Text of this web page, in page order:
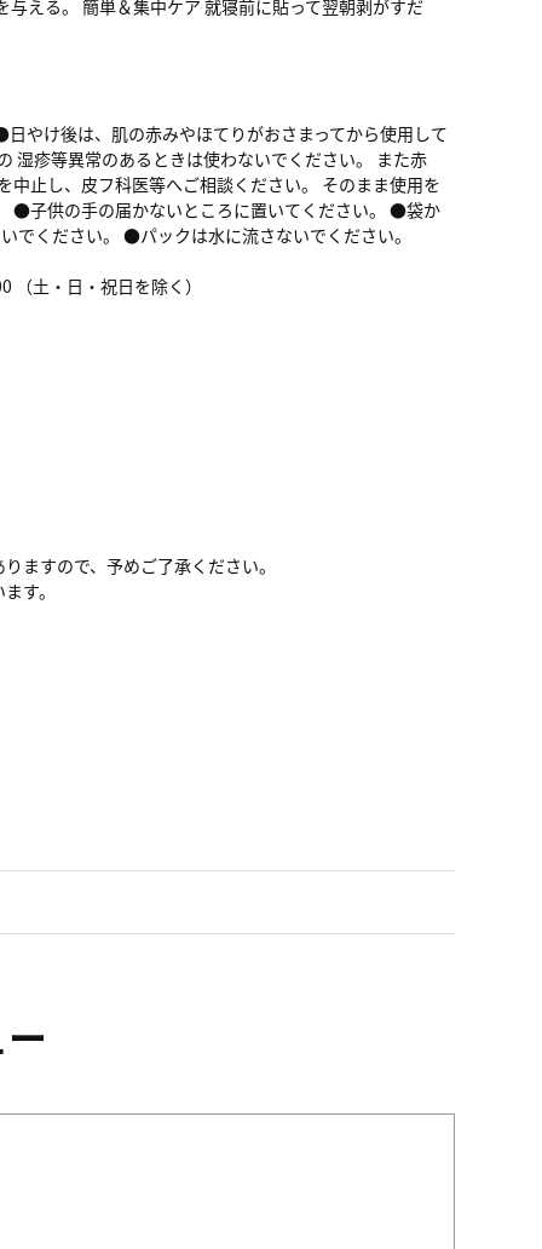
える。 簡単＆集中ケア 就寝前に貼って翌朝剥がすだ
やけ後は、肌の赤みやほてりがおさまってから使用して
湿疹等異常のあるときは使わないでください。 また赤
止し、皮フ科医等へご相談ください。 そのまま使用を
●子供の手の届かないところに置いてください。 ●袋か
でください。 ●パックは水に流さないでください。
土・日・祝日を除く）
ますので、予めご了承ください。
す。